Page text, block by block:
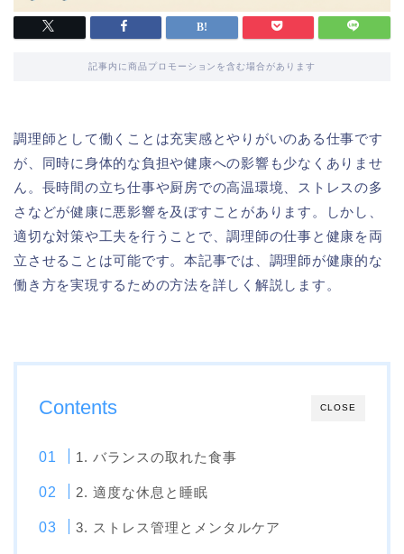
記事内に商品プロモーションを含む場合があります
調理師として働くことは充実感とやりがいのある仕事です
が、同時に身体的な負担や健康への影響も少なくありませ
ん。長時間の立ち仕事や厨房での高温環境、ストレスの多
さなどが健康に悪影響を及ぼすことがあります。しかし、
適切な対策や工夫を行うことで、調理師の仕事と健康を両
立させることは可能です。本記事では、調理師が健康的な
働き方を実現するための方法を詳しく解説します。
CLOSE
Contents
1. バランスの取れた食事
2. 適度な休息と睡眠
3. ストレス管理とメンタルケア